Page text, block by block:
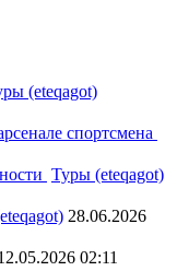
(eteqagot)
спортсмена
Туры (eteqagot)
28.06.2026
02:11